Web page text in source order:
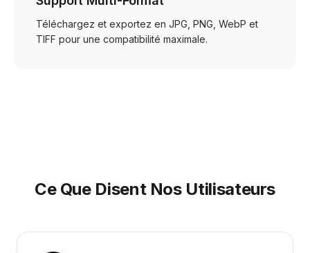
Téléchargez et exportez en JPG, PNG, WebP et
TIFF pour une compatibilité maximale.
Ce Que Disent Nos Utilisateurs